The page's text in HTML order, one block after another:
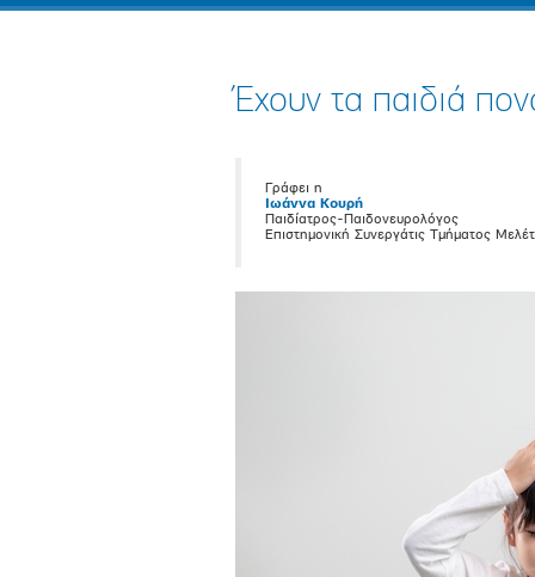
Έχουν τα παιδιά
Γράφει η
Ιωάννα Κουρή
Παιδίατρος-Παιδονευρολόγος
Επιστημονική Συνεργάτις Τμήματος